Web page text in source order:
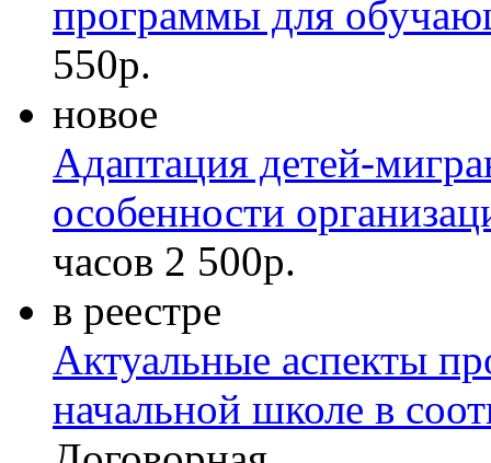
программы для
550р.
новое
Адаптация детей-
особенности
часов 2 500р.
в реестре
Актуальные аспекты
начальной школе в